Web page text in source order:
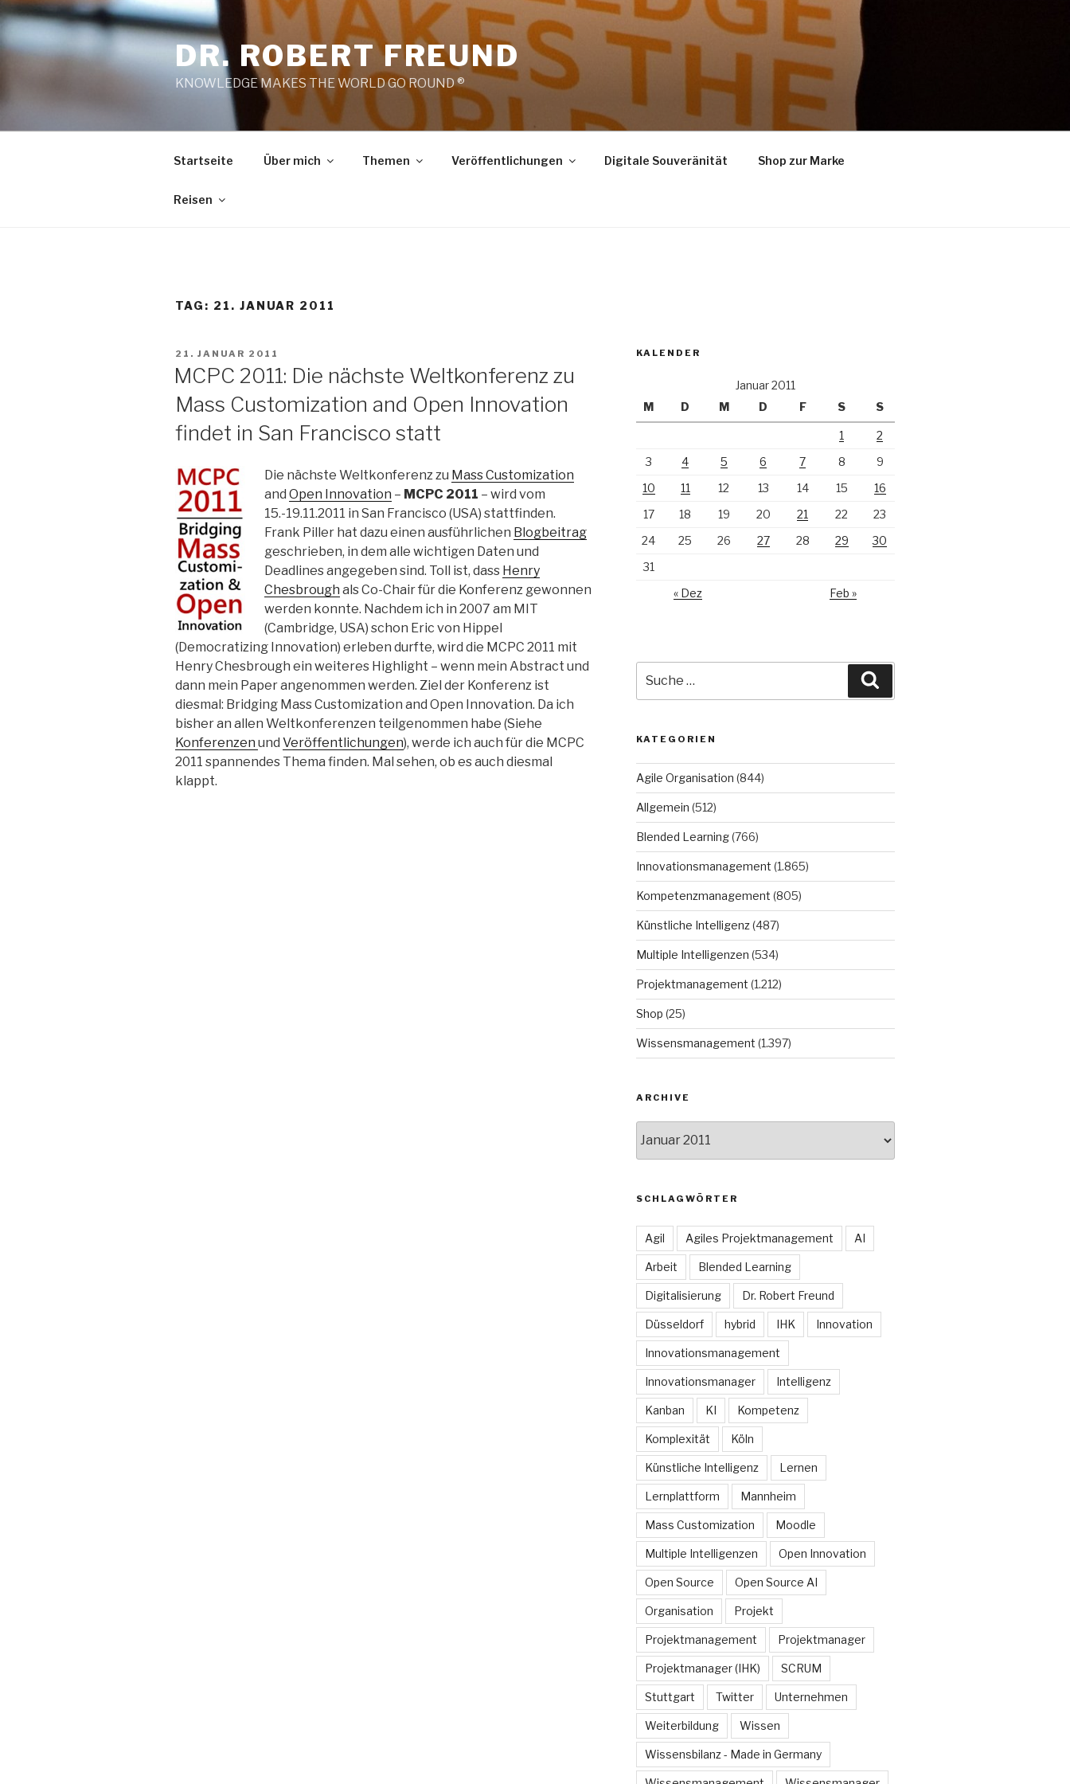
Zum
Inhalt
springen
DR. ROBERT FREUND
KNOWLEDGE MAKES THE WORLD GO ROUND ®
Startseite Über mich Themen Veröffentlichungen Digitale Souveränität Shop zur Marke
Reisen
TAG: 21. JANUAR 2011
VERÖFFENTLICHT
21. JANUAR 2011
MCPC 2011: Die nächste Weltkonferenz zu
Mass Customization and Open Innovation
findet in San Francisco statt
Die nächste Weltkonferenz zu Mass Customization
and Open Innovation – MCPC 2011 – wird vom
15.-19.11.2011 in San Francisco (USA) stattfinden.
Frank Piller hat dazu einen ausführlichen Blogbeitrag
geschrieben, in dem alle wichtigen Daten und
Deadlines angegeben sind. Toll ist, dass Henry
Chesbrough als Co-Chair für die Konferenz gewonnen
werden konnte. Nachdem ich in 2007 am MIT
(Cambridge, USA) schon Eric von Hippel
(Democratizing Innovation) erleben durfte, wird die MCPC 2011 mit
Henry Chesbrough ein weiteres Highlight – wenn mein Abstract und
dann mein Paper angenommen werden. Ziel der Konferenz ist
diesmal: Bridging Mass Customization and Open Innovation. Da ich
bisher an allen Weltkonferenzen teilgenommen habe (Siehe
Konferenzen und Veröffentlichungen), werde ich auch für die MCPC
2011 spannendes Thema finden. Mal sehen, ob es auch diesmal
klappt.
KALENDER
Januar 2011
M
D M D F S S
1
2
3
4 5 6 7 8
9
10
11 12 13 14 15
16
17
18 19 20 21 22
23
24
25 26 27 28 29
30
31
« Dez
Feb »
nach:
KATEGORIEN
Agile Organisation (844)
Allgemein (512)
Blended Learning(766)
Innovationsmanagement (1.865)
Kompetenzmanagement (805)
Künstliche Intelligenz(487)
Multiple Intelligenzen (534)
Projektmanagement (1.212)
Shop (25)
Wissensmanagement (1.397)
ARCHIVE
SCHLAGWÖRTER
Agil Agiles Projektmanagement AI
Arbeit Blended Learning
Digitalisierung Dr. Robert Freund
Düsseldorf hybrid IHK Innovation
Innovationsmanagement
Innovationsmanager Intelligenz
Kanban KI Kompetenz
Komplexität Köln
Künstliche Intelligenz Lernen
Lernplattform Mannheim
Mass Customization Moodle
Multiple Intelligenzen Open Innovation
Open Source Open Source AI
Organisation Projekt
Projektmanagement Projektmanager
Projektmanager (IHK) SCRUM
Stuttgart Twitter Unternehmen
Weiterbildung Wissen
Wissensbilanz - Made in Germany